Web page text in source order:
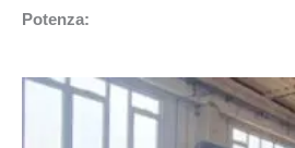
Potenza: